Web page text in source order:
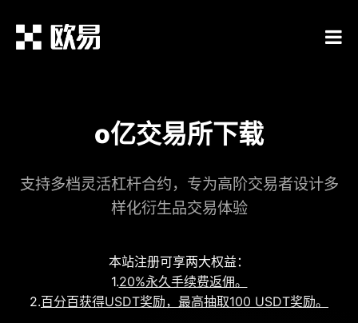
o亿交易所下载
支持多档灵活杠杆合约，专为高阶交易者设计多
样化衍生品交易体验
本站注册可享两大权益：
1.20%永久手续费返佣。
2.百分百获得USDT奖励，最高抽取100 USDT奖励。